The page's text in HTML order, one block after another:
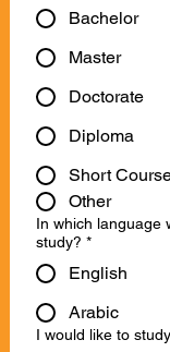
Bachelor
Master
Doctorate
Diploma
Short
Other
In which language
study? *
English
Arabic
I would like to